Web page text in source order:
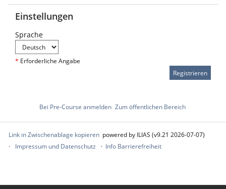
Einstellungen
Sprache
* Erforderliche Angabe
Bei Pre-Course anmelden Zum öffentlichen Bereich
Link in Zwischenablage kopieren powered by ILIAS (v9.21 2026-07-07)
Impressum und Datenschutz
Info Barrierefreiheit